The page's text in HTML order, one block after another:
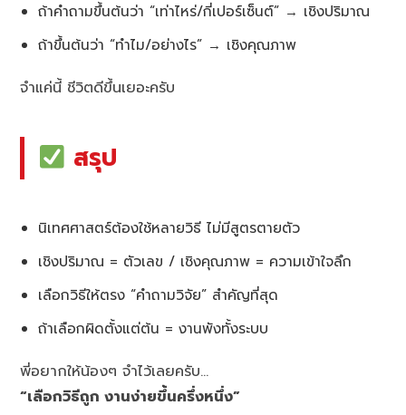
ถ้าคำถามขึ้นต้นว่า “เท่าไหร่/กี่เปอร์เซ็นต์” → เชิงปริมาณ
ถ้าขึ้นต้นว่า “ทำไม/อย่างไร” → เชิงคุณภาพ
จำแค่นี้ ชีวิตดีขึ้นเยอะครับ
สรุป
นิเทศศาสตร์ต้องใช้หลายวิธี ไม่มีสูตรตายตัว
เชิงปริมาณ = ตัวเลข / เชิงคุณภาพ = ความเข้าใจลึก
เลือกวิธีให้ตรง “คำถามวิจัย” สำคัญที่สุด
ถ้าเลือกผิดตั้งแต่ต้น = งานพังทั้งระบบ
พี่อยากให้น้องๆ จำไว้เลยครับ…
“เลือกวิธีถูก งานง่ายขึ้นครึ่งหนึ่ง”